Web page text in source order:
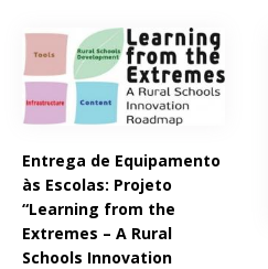
Entrega de Equipamento
às Escolas: Projeto
“Learning from the
Extremes – A Rural
Schools Innovation